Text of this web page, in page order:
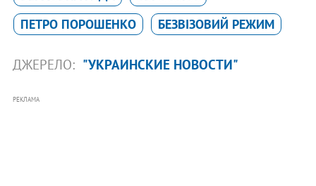
ПЕТРО ПОРОШЕНКО
БЕЗВІЗОВИЙ РЕЖИМ
ДЖЕРЕЛО: "УКРАИНСКИЕ НОВОСТИ"
РЕКЛАМА